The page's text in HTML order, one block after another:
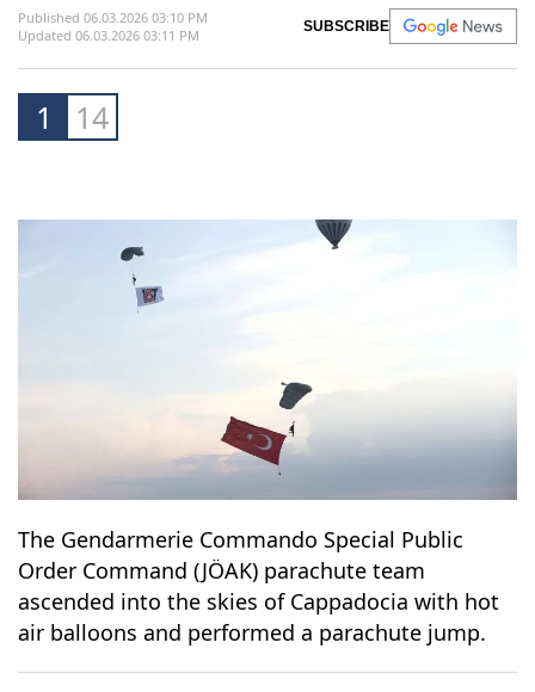
Published 06.03.2026 03:10 PM
Updated 06.03.2026 03:11 PM
SUBSCRIBE
1 14
The Gendarmerie Commando Special Public
Order Command (JÖAK) parachute team
ascended into the skies of Cappadocia with hot
air balloons and performed a parachute jump.